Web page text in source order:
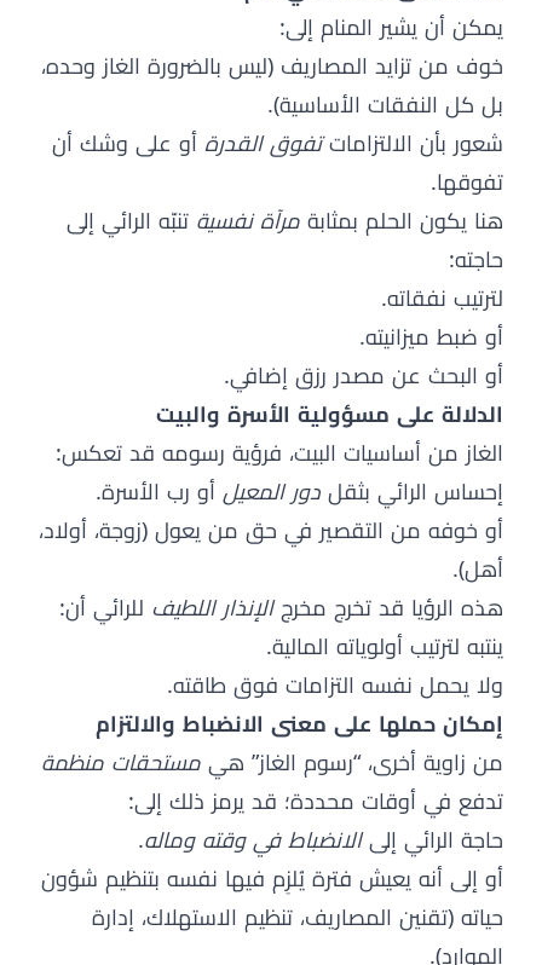
يمكن أن يشير المنام إلى:
خوف من تزايد المصاريف (ليس بالضرورة الغاز وحده،
بل كل النفقات الأساسية).
شعور بأن الالتزاماتتفوق القدرةأو على وشك أن
تفوقها.
هنا يكون الحلم بمثابةمرآة نفسية تنبّه الرائي إلى
حاجته:
لترتيب نفقاته.
أو ضبط ميزانيته.
أو البحث عن مصدر رزق إضافي.
الدلالة على مسؤولية الأسرة والبيت
الغاز من أساسيات البيت، فرؤية رسومه قد تعكس:
إحساس الرائي بثقلدور المعيلأو رب الأسرة.
أو خوفه من التقصير في حق من يعول (زوجة، أولاد،
أهل).
هذه الرؤيا قد تخرج مخرجالإنذار اللطيف للرائي أن:
ينتبه لترتيب أولوياته المالية.
ولا يحمل نفسه التزامات فوق طاقته.
إمكان حملها على معنى الانضباط والالتزام
من زاوية أخرى، “رسوم الغاز” هيمستحقات منظمة
تدفع في أوقات محددة؛ قد يرمز ذلك إلى:
حاجة الرائي إلىالانضباط في وقته وماله.
أو إلى أنه يعيش فترة يُلزِم فيها نفسه بتنظيم شؤون
حياته (تقنين المصاريف، تنظيم الاستهلاك، إدارة
الموارد).